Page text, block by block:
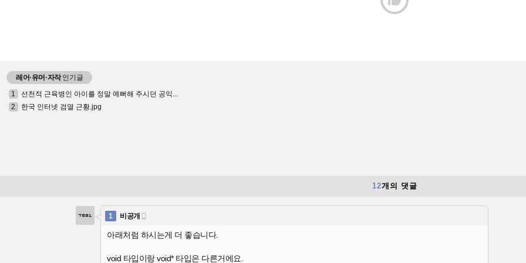
레어·유머·자작인기글
1
선천적 근육병인 아이를 정말 예뻐해 주시던 공익...
2 한국 인터넷 검열 근황.jpg
12개의 댓글
1 비공개 
아래처럼 하시는게 더 좋습니다.
void 타입이랑 void* 타입은 다른거에요.